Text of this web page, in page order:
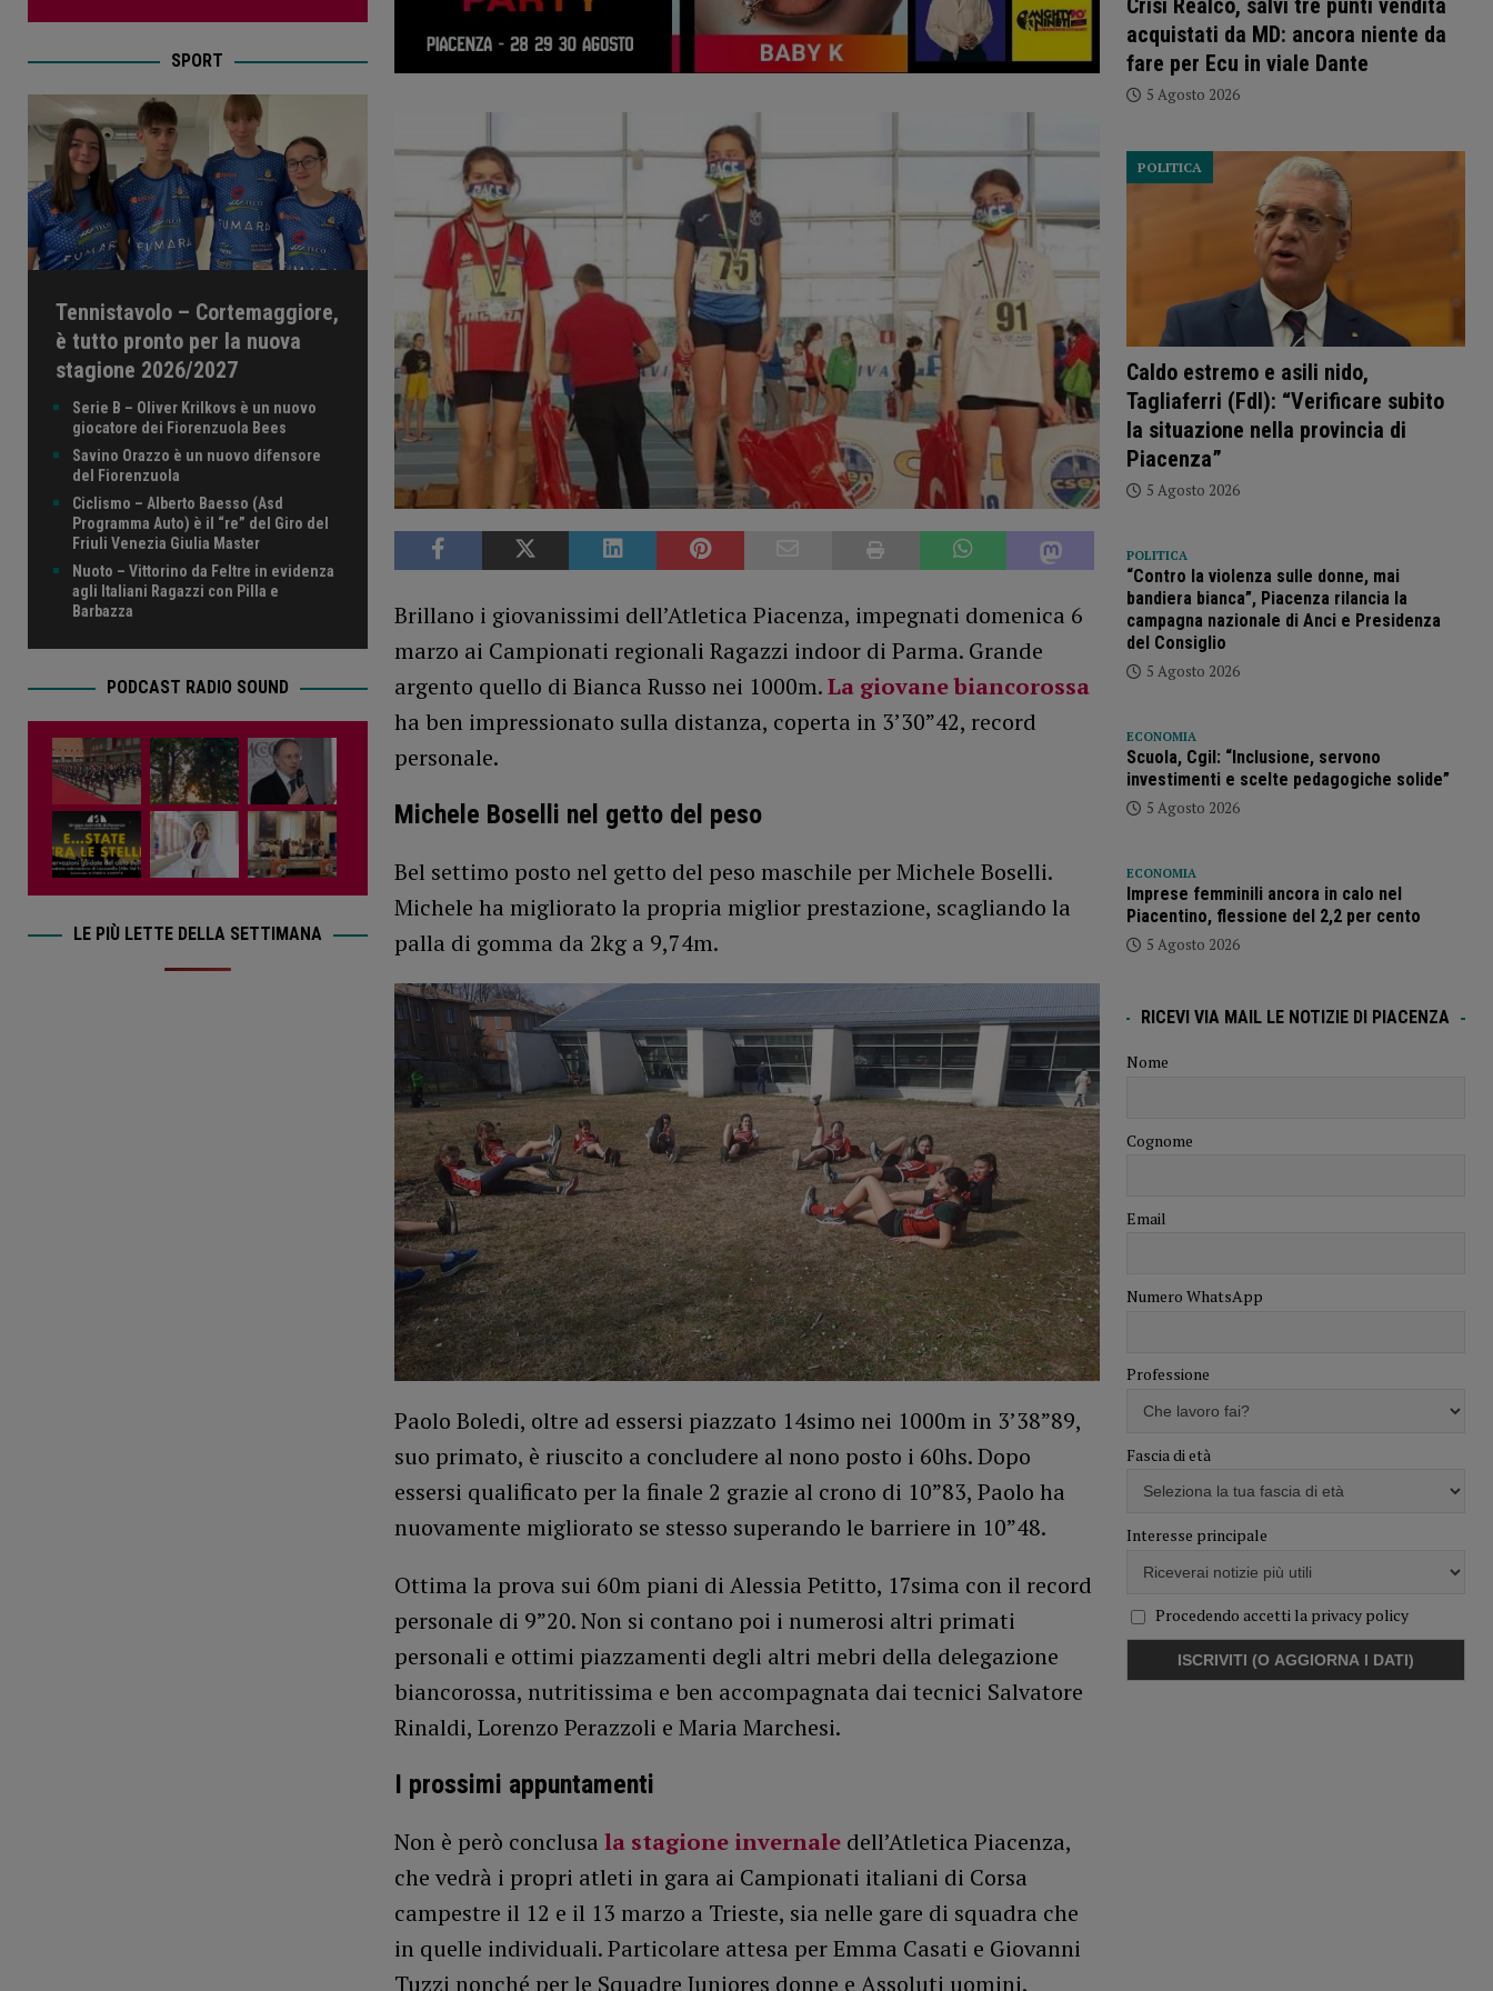
Brillano i giovanissimi dell’Atletica Piacenza, impegnati domenica 6
marzo ai Campionati regionali Ragazzi indoor di Parma. Grande
argento quello di Bianca Russo nei 1000m.La giovane biancorossa
ha ben impressionato sulla distanza, coperta in 3’30”42, record
personale.
Michele Boselli nel getto del peso
Bel settimo posto nel getto del peso maschile per Michele Boselli.
Michele ha migliorato la propria miglior prestazione, scagliando la
palla di gomma da 2kg a 9,74m.
Paolo Boledi, oltre ad essersi piazzato 14simo nei 1000m in 3’38”89,
suo primato, è riuscito a concludere al nono posto i 60hs. Dopo
essersi qualificato per la finale 2 grazie al crono di 10”83, Paolo ha
nuovamente migliorato se stesso superando le barriere in 10”48.
Ottima la prova sui 60m piani di Alessia Petitto, 17sima con il record
personale di 9”20. Non si contano poi i numerosi altri primati
personali e ottimi piazzamenti degli altri mebri della delegazione
biancorossa, nutritissima e ben accompagnata dai tecnici Salvatore
Rinaldi, Lorenzo Perazzoli e Maria Marchesi.
I prossimi appuntamenti
Non è però conclusa la stagione invernaledell’Atletica Piacenza,
che vedrà i propri atleti in gara ai Campionati italiani di Corsa
campestre il 12 e il 13 marzo a Trieste, sia nelle gare di squadra che
in quelle individuali. Particolare attesa per Emma Casati e Giovanni
Tuzzi nonché per le Squadre Juniores donne e Assoluti uomini.
SPORT
Tennistavolo – Cortemaggiore,
è tutto pronto per la nuova
stagione 2026/2027
Serie B – Oliver Krilkovs è un nuovo
giocatore dei Fiorenzuola Bees
Savino Orazzo è un nuovo difensore
del Fiorenzuola
Ciclismo – Alberto Baesso (Asd
Programma Auto) è il “re” del Giro del
Friuli Venezia Giulia Master
Nuoto – Vittorino da Feltre in evidenza
agli Italiani Ragazzi con Pilla e
Barbazza
PODCAST RADIO SOUND
LE PIÙ LETTE DELLA SETTIMANA
Crisi Realco, salvi tre punti vendita
acquistati da MD: ancora niente da
fare per Ecu in viale Dante
5 Agosto 2026
Caldo estremo e asili nido,
Tagliaferri (FdI): “Verificare subito
la situazione nella provincia di
Piacenza”
POLITICA
5 Agosto 2026
POLITICA
“Contro la violenza sulle donne, mai
bandiera bianca”, Piacenza rilancia la
campagna nazionale di Anci e Presidenza
del Consiglio
5 Agosto 2026
ECONOMIA
Scuola, Cgil: “Inclusione, servono
investimenti e scelte pedagogiche solide”
5 Agosto 2026
ECONOMIA
Imprese femminili ancora in calo nel
Piacentino, flessione del 2,2 per cento
5 Agosto 2026
RICEVI VIA MAIL LE NOTIZIE DI PIACENZA
Nome
Cognome
Email
Numero WhatsApp
Professione
Fascia di età
Interesse principale
Procedendo accetti la privacy policy